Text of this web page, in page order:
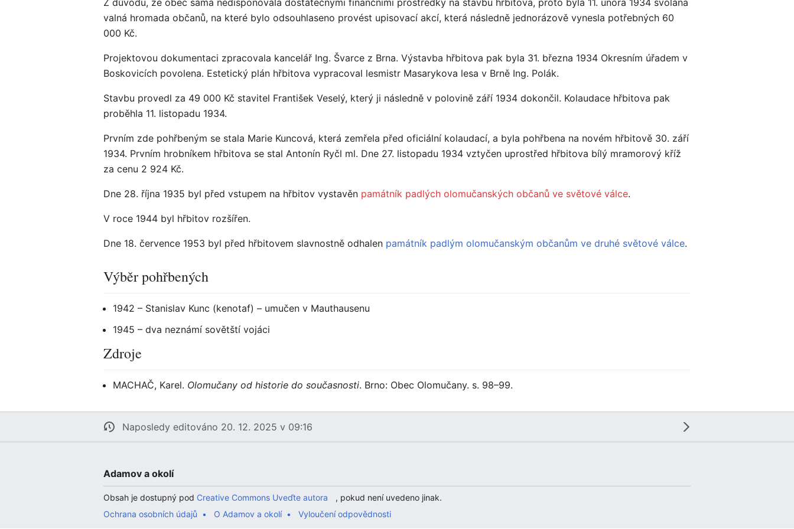
Z důvodu, že obec sama nedisponovala dostatečnými finančními prostředky na stavbu hřbitova, proto byla 11. února 1934 svolána
valná hromada občanů, na které bylo odsouhlaseno provést upisovací akcí, která následně jednorázově vynesla potřebných 60
000 Kč.
Projektovou dokumentaci zpracovala kancelář Ing. Švarce z Brna. Výstavba hřbitova pak byla 31. března 1934 Okresním úřadem v
Boskovicích povolena. Estetický plán hřbitova vypracoval lesmistr Masarykova lesa v Brně Ing. Polák.
Stavbu provedl za 49 000 Kč stavitel František Veselý, který ji následně v polovině září 1934 dokončil. Kolaudace hřbitova pak
proběhla 11. listopadu 1934.
Prvním zde pohřbeným se stala Marie Kuncová, která zemřela před oficiální kolaudací, a byla pohřbena na novém hřbitově 30. září
1934. Prvním hrobníkem hřbitova se stal Antonín Ryčl ml. Dne 27. listopadu 1934 vztyčen uprostřed hřbitova bílý mramorový kříž
za cenu 2 924 Kč.
Dne 28. října 1935 byl před vstupem na hřbitov vystavěn památník padlých olomučanských občanů ve světové válce.
V roce 1944 byl hřbitov rozšířen.
Dne 18. července 1953 byl před hřbitovem slavnostně odhalen památník padlým olomučanským občanům ve druhé světové válce.
Výběr pohřbených
1942 – Stanislav Kunc (kenotaf) – umučen v Mauthausenu
1945 – dva neznámí sovětští vojáci
Zdroje
MACHAČ, Karel. Olomučany od historie do současnosti. Brno: Obec Olomučany. s. 98–99.
Naposledy editováno 20. 12. 2025 v 09:16
Adamov a okolí
Obsah je dostupný pod Creative Commons Uveďte autora
, pokud není uvedeno jinak.
Ochrana osobních údajů
O Adamov a okolí Vyloučení odpovědnosti